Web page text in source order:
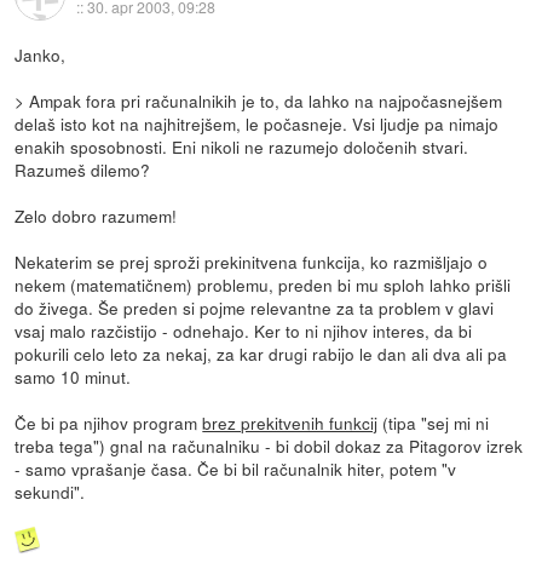
::30. apr 2003, 09:28
Janko,
> Ampak fora pri računalnikih je to, da lahko na najpočasnejšem
delaš isto kot na najhitrejšem, le počasneje. Vsi ljudje pa nimajo
enakih sposobnosti. Eni nikoli ne razumejo določenih stvari.
Razumeš dilemo?
Zelo dobro razumem!
Nekaterim se prej sproži prekinitvena funkcija, ko razmišljajo o
nekem (matematičnem) problemu, preden bi mu sploh lahko prišli
do živega. Še preden si pojme relevantne za ta problem v glavi
vsaj malo razčistijo - odnehajo. Ker to ni njihov interes, da bi
pokurili celo leto za nekaj, za kar drugi rabijo le dan ali dva ali pa
samo 10 minut.
Če bi pa njihov programbrez prekitvenih funkcij (tipa "sej mi ni
treba tega") gnal na računalniku - bi dobil dokaz za Pitagorov izrek
- samo vprašanje časa. Če bi bil računalnik hiter, potem "v
sekundi".